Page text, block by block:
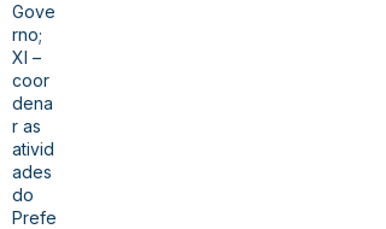
Gove
rno;
XI –
coor
dena
r as
ativid
ades
do
Prefe